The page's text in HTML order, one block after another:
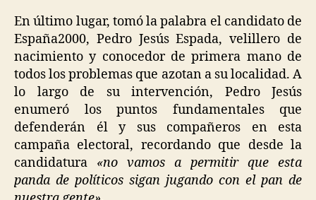
En último lugar, tomó la palabra el candidato de
España2000, Pedro Jesús Espada, velillero de
nacimiento y conocedor de primera mano de
todos los problemas que azotan a su localidad. A
lo largo de su intervención, Pedro Jesús
enumeró los puntos fundamentales que
defenderán él y sus compañeros en esta
campaña electoral, recordando que desde la
candidatura «no vamos a permitir que esta
panda de políticos sigan jugando con el pan de